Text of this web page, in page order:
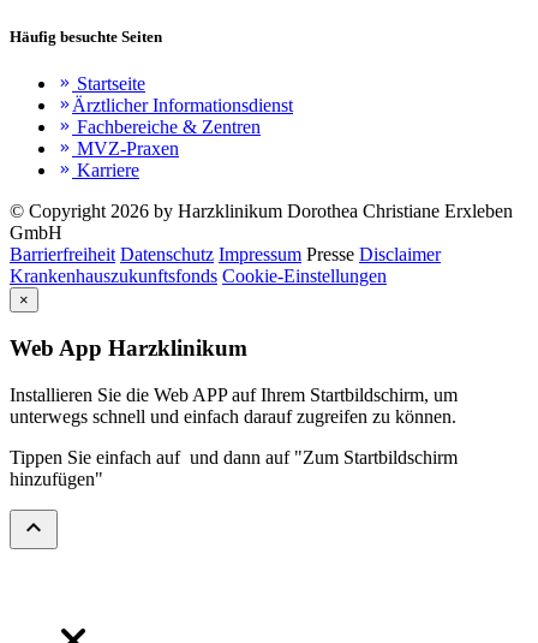
Häufig besuchte Seiten
keyboard_double_arrow_right Startseite
keyboard_double_arrow_right Ärztlicher Informationsdienst
keyboard_double_arrow_right Fachbereiche & Zentren
keyboard_double_arrow_right MVZ-Praxen
keyboard_double_arrow_right Karriere
© Copyright 2026 by Harzklinikum Dorothea Christiane Erxleben
GmbH
Barrierfreiheit Datenschutz Impressum Presse Disclaimer
Krankenhauszukunftsfonds Cookie-Einstellungen
×
Web App Harzklinikum
Installieren Sie die Web APP auf Ihrem Startbildschirm, um
unterwegs schnell und einfach darauf zugreifen zu können.
Tippen Sie einfach auf und dann auf "Zum Startbildschirm
hinzufügen"
expand_less